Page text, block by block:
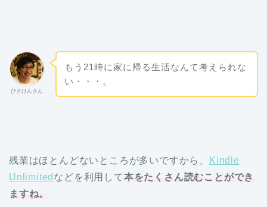
ひさけんさん
もう21時に家に帰る生活なんて考えられな
い・・・。
残業はほとんどないところが多いですから、
Kindle
Unlimited などを利用して本をたくさん読むことができ
ますね。